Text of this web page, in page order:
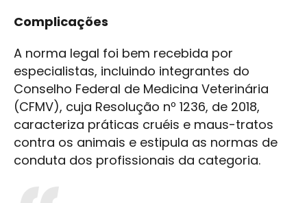
Complicações
A norma legal foi bem recebida por
especialistas, incluindo integrantes do
Conselho Federal de Medicina Veterinária
(CFMV), cuja Resolução nº 1236, de 2018,
caracteriza práticas cruéis e maus-tratos
contra os animais e estipula as normas de
conduta dos profissionais da categoria.